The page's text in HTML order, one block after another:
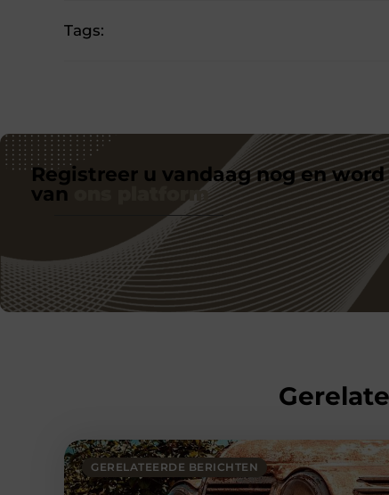
Tags:
Registreer u vandaag nog en
van
ons platform
GERELATEERDE BERICHTEN